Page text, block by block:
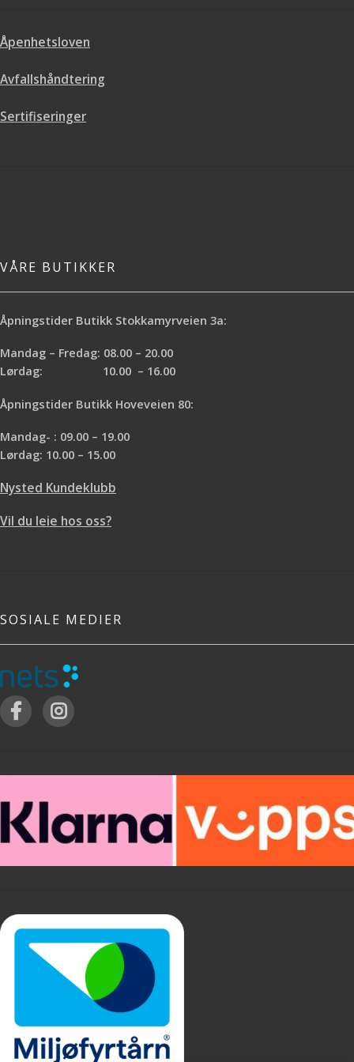
Åpenhetsloven
Avfallshåndtering
Sertifiseringer
VÅRE BUTIKKER
Åpningstider Butikk Stokkamyrveien 3a:
Mandag – Fredag: 08.00 – 20.00
Lørdag: 10.00 – 16.00
Åpningstider Butikk Hoveveien 80:
Mandag- : 09.00 – 19.00
Lørdag: 10.00 – 15.00
Nysted Kundeklubb
Vil du leie hos oss?
SOSIALE MEDIER